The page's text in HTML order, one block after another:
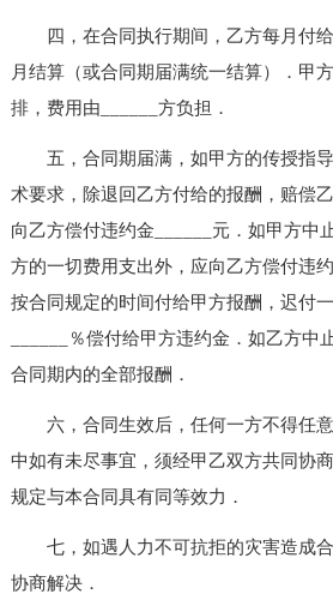
四，在合同执行期间，乙方每月付给
月结算（或合同期届满统一结算）．甲
排，费用由______方负担．
五，合同期届满，如甲方的传授指导
术要求，除退回乙方付给的报酬，赔偿
向乙方偿付违约金______元．如甲方中
方的一切费用支出外，应向乙方偿付违
按合同规定的时间付给甲方报酬，迟付
______％偿付给甲方违约金．如乙方中
合同期内的全部报酬．
六，合同生效后，任何一方不得任意
中如有未尽事宜，须经甲乙双方共同协
规定与本合同具有同等效力．
七，如遇人力不可抗拒的灾害造成合
协商解决．